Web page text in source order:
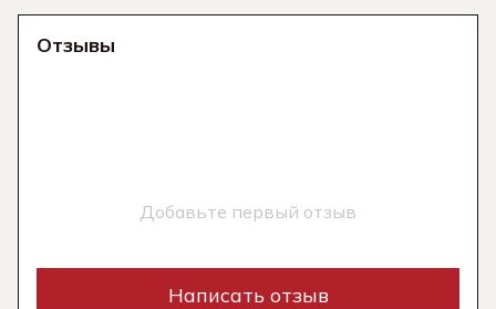
Отзывы
Добавьте первый отзыв
Написать отзыв